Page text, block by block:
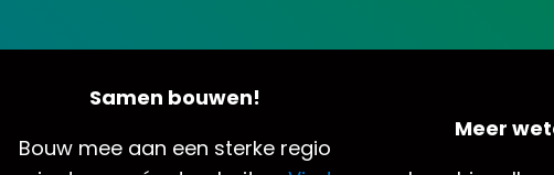
Samen bouwen!
Bouw mee aan een sterke regio
Meer